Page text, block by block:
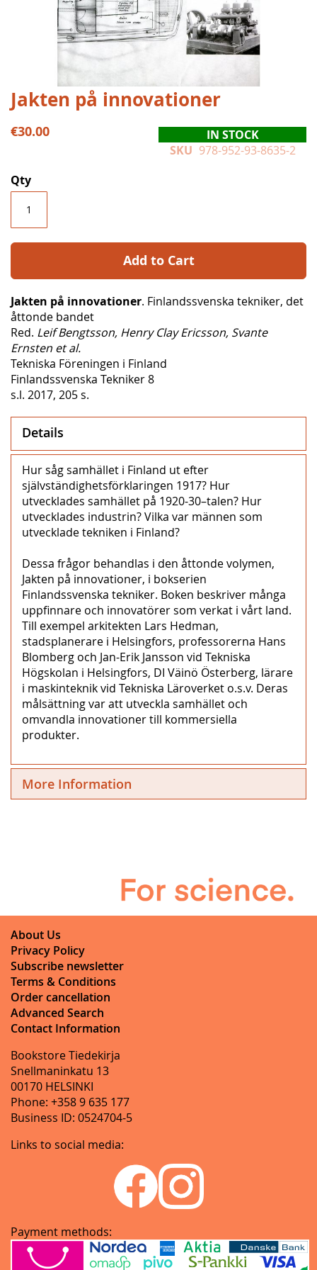
Skip
to
the
beginning
images
gallery
Jakten på innovationer
€30.00
IN STOCK
SKU 978-952-93-8635-2
Qty
Add to Cart
Jakten på innovationer. Finlandssvenska tekniker, det
åttonde bandet
Red. Leif Bengtsson, Henry Clay Ericsson, Svante
Ernsten et al.
Tekniska Föreningen i Finland
Finlandssvenska Tekniker 8
s.l. 2017, 205 s.
Details
Hur såg samhället i Finland ut efter
självständighetsförklaringen 1917? Hur
utvecklades samhället på 1920-30–talen? Hur
utvecklades industrin? Vilka var männen som
utvecklade tekniken i Finland?
Dessa frågor behandlas i den åttonde volymen,
Jakten på innovationer, i bokserien
Finlandssvenska tekniker. Boken beskriver många
uppfinnare och innovatörer som verkat i vårt land.
Till exempel arkitekten Lars Hedman,
stadsplanerare i Helsingfors, professorerna Hans
Blomberg och Jan-Erik Jansson vid Tekniska
Högskolan i Helsingfors, DI Väinö Österberg, lärare
i maskinteknik vid Tekniska Läroverket o.s.v. Deras
målsättning var att utveckla samhället och
omvandla innovationer till kommersiella
produkter.
More Information
About Us
Privacy Policy
Subscribe newsletter
Terms & Conditions
Order cancellation
Advanced Search
Contact Information
Bookstore Tiedekirja
Snellmaninkatu 13
00170 HELSINKI
Phone: +358 9 635 177
Business ID: 0524704-5
Links to social media:
Payment methods: